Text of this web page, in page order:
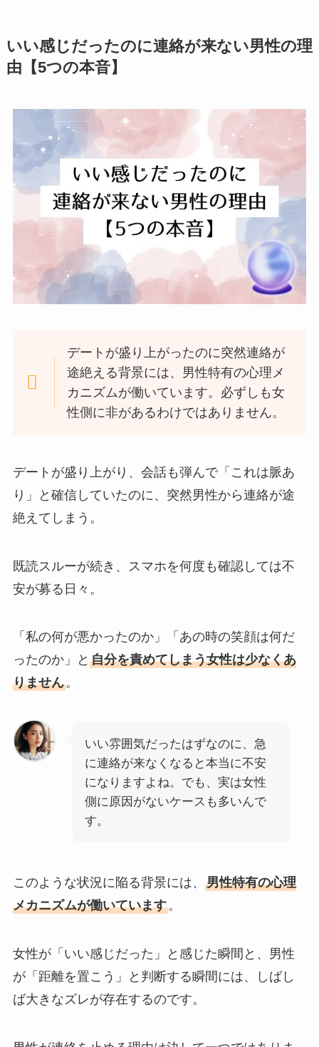
いい感じだったのに連絡が来ない男性の理
由【5つの本音】
デートが盛り上がったのに突然連絡が
途絶える背景には、男性特有の心理メ
カニズムが働いています。必ずしも女
性側に非があるわけではありません。
デートが盛り上がり、会話も弾んで「これは脈あ
り」と確信していたのに、突然男性から連絡が途
絶えてしまう。
既読スルーが続き、スマホを何度も確認しては不
安が募る日々。
「私の何が悪かったのか」「あの時の笑顔は何だ
ったのか」と 自分を責めてしまう女性は少なくあ
りません。
いい雰囲気だったはずなのに、急
に連絡が来なくなると本当に不安
になりますよね。でも、実は女性
側に原因がないケースも多いんで
す。
このような状況に陥る背景には、 男性特有の心理
メカニズムが働いています。
女性が「いい感じだった」と感じた瞬間と、男性
が「距離を置こう」と判断する瞬間には、しばし
ば大きなズレが存在するのです。